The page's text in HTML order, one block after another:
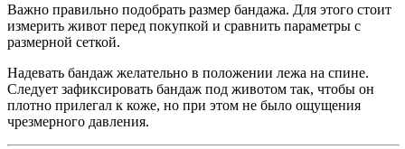
Важно правильно подобрать размер бандажа. Для этого стоит
измерить живот перед покупкой и сравнить параметры с
размерной сеткой.
Надевать бандаж желательно в положении лежа на спине.
Следует зафиксировать бандаж под животом так, чтобы он
плотно прилегал к коже, но при этом не было ощущения
чрезмерного давления.